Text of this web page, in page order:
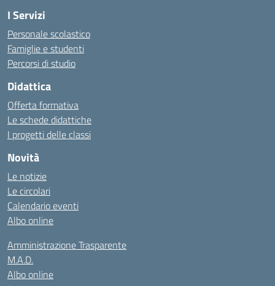
I Servizi
Personale scolastico
Famiglie e studenti
Percorsi di studio
Didattica
Offerta formativa
Le schede didattiche
I progetti delle classi
Novità
Le notizie
Le circolari
Calendario eventi
Albo online
Amministrazione Trasparente
M.A.D.
Albo online